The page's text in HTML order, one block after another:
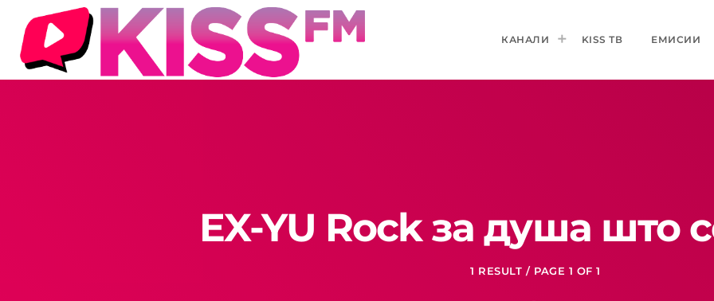
КАНАЛИ KISS ТВ ЕМИСИИ
EX-YU Rock за душа што
1 RESULT / PAGE 1 OF 1